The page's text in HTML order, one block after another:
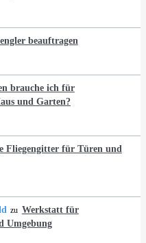
beauftragen
brauche ich für
und Garten?
Fliegengitter für Türen und
zu Werkstatt für
Umgebung